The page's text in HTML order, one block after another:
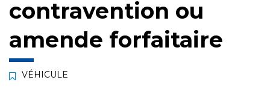
contravention ou
amende forfaitaire
VÉHICULE